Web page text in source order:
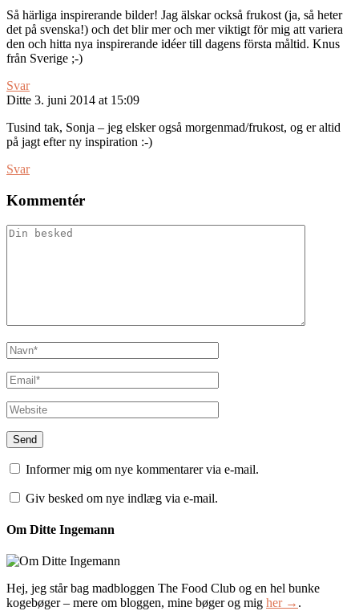
Så härliga inspirerande bilder! Jag älskar också frukost (ja, så heter
det på svenska!) och det blir mer och mer viktigt för mig att variera
den och hitta nya inspirerande idéer till dagens första måltid. Knus
från Sverige ;-)
Svar
Ditte 3. juni 2014 at 15:09
Tusind tak, Sonja – jeg elsker også morgenmad/frukost, og er altid
på jagt efter ny inspiration :-)
Svar
Kommentér
Informer mig om nye kommentarer via e-mail.
Giv besked om nye indlæg via e-mail.
Om Ditte Ingemann
Hej, jeg står bag madbloggen The Food Club og en hel bunke
kogebøger – mere om bloggen, mine bøger og mig her → .